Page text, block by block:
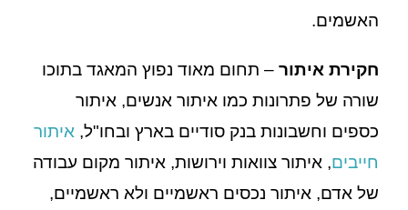
האשמים.
חקירת איתור – תחום מאוד נפוץ המאגד בתוכו
שורה של פתרונות כמו איתור אנשים, איתור
כספים וחשבונות בנק סודיים בארץ ובחו"ל, איתור
חייבים, איתור צוואות וירושות, איתור מקום עבודה
של אדם, איתור נכסים ראשמיים ולא ראשמיים,